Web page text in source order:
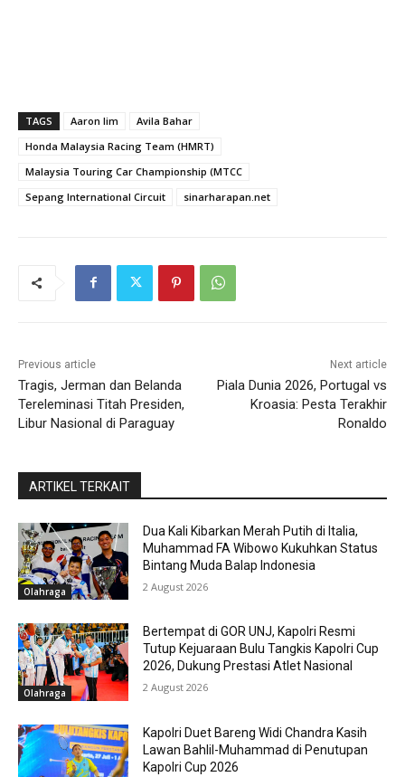
TAGS Aaron lim
Avila Bahar
Honda Malaysia Racing Team (HMRT)
Malaysia Touring Car Championship (MTCC
Sepang International Circuit
sinarharapan.net
Previous article
Tragis, Jerman dan Belanda
Tereleminasi Titah Presiden,
Libur Nasional di Paraguay
Next article
Piala Dunia 2026, Portugal vs
Kroasia: Pesta Terakhir
Ronaldo
ARTIKEL TERKAIT
Olahraga
Dua Kali Kibarkan Merah Putih di Italia,
Muhammad FA Wibowo Kukuhkan Status
Bintang Muda Balap Indonesia
2 August 2026
Olahraga
Bertempat di GOR UNJ, Kapolri Resmi
Tutup Kejuaraan Bulu Tangkis Kapolri Cup
2026, Dukung Prestasi Atlet Nasional
2 August 2026
Kapolri Duet Bareng Widi Chandra Kasih
Lawan Bahlil-Muhammad di Penutupan
Kapolri Cup 2026